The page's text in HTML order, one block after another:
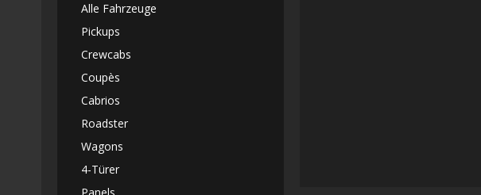
Alle Fahrzeuge
Pickups
Crewcabs
Coupès
Cabrios
Roadster
Wagons
4-Türer